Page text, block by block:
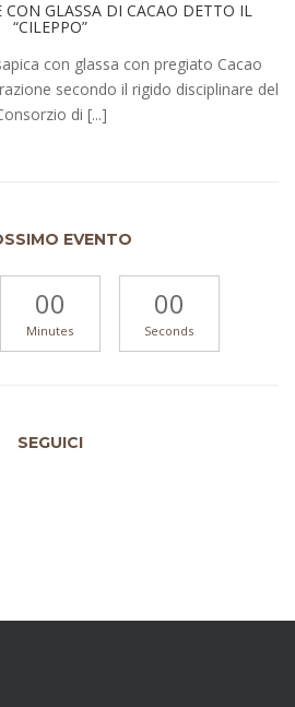
CON GLASSA DI CACAO DETTO IL
“CILEPPO”
con glassa con pregiato Cacao
secondo il rigido disciplinare del
di [...]
EVENTO
00
Minutes
00
Seconds
SEGUICI